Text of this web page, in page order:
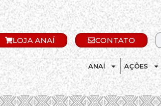
LOJA ANAÍ CONTATO
ANAÍ AÇÕES